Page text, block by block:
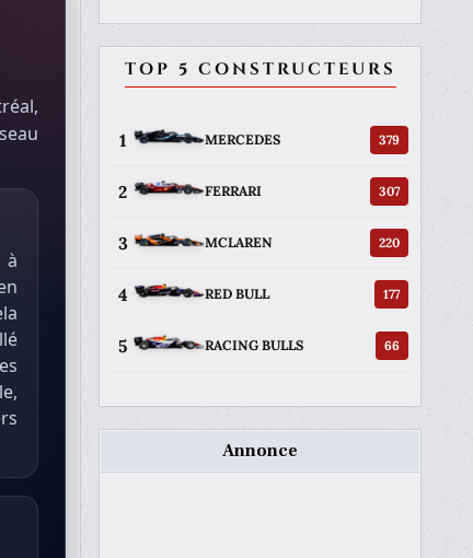
à
TOP 5 CONSTRUCTEURS
1 MERCEDES 379
2 FERRARI 307
3 MCLAREN 220
4 RED BULL 177
5 RACING BULLS 66
Annonce